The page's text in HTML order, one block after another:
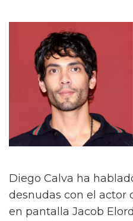
Diego Calva ha
desnudas con el actor
en pantalla Jacob